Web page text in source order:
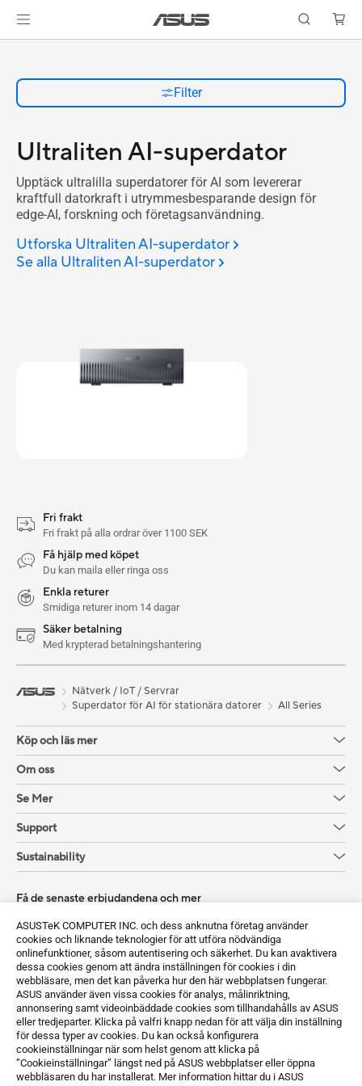
ASUSTeK COMPUTER INC. och dess anknutna företag använder
cookies och liknande teknologier för att utföra nödvändiga
onlinefunktioner, såsom autentisering och säkerhet. Du kan avaktivera
dessa cookies genom att ändra inställningen för cookies i din
webbläsare, men det kan påverka hur den här webbplatsen fungerar.
ASUS använder även vissa cookies för analys, målinriktning,
annonsering samt videoinbäddade cookies som tillhandahålls av ASUS
eller tredjeparter. Klicka på valfri knapp nedan för att välja din inställning
för dessa typer av cookies. Du kan också konfigurera
cookieinställningar när som helst genom att klicka på
”Cookieinställningar” längst ned på ASUS webbplatser eller öppna
webbläsaren du har installerat. Mer information hittar du i ASUS
Filter
Ultraliten AI-superdator
Upptäck ultralilla superdatorer för AI som levererar
kraftfull datorkraft i utrymmesbesparande design för
edge-AI, forskning och företagsanvändning.
Utforska Ultraliten AI-superdator
Se alla Ultraliten AI-superdator
Fri frakt
Fri frakt på alla ordrar över 1100 SEK
Få hjälp med köpet
Du kan maila eller ringa oss
Enkla returer
Smidiga returer inom 14 dagar
Säker betalning
Med krypterad betalningshantering
Nätverk / IoT / Servrar
Superdator för AI för stationära datorer
All Series
Köp och läs mer
Om oss
Se Mer
Support
Sustainability
Få de senaste erbjudandena och mer
Registrera dig
Sweden / Svenska
©ASUSTeK Computer Inc. Med ensamrätt.